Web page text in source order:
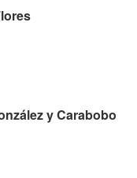
y Carabobo